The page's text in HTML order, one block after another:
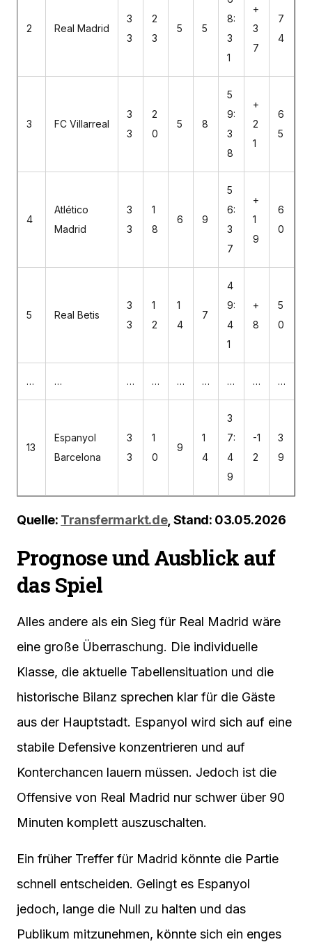
2 Real Madrid
3
3
2
3
5 5
8:
3
1
+
3
7
7
4
3 FC Villarreal
3
3
2
0
5 8
5
9:
3
8
+
2
1
6
5
4
Atlético
Madrid
3
3
1
8
6 9
5
6:
3
7
+
1
9
6
0
5 Real Betis
3
3
1
2
1
4
7
4
9:
4
1
+
8
5
0
… … … … … … … … …
13
Espanyol
Barcelona
3
3
1
0
9
1
4
3
7:
4
9
-1
2
3
9
Quelle: Transfermarkt.de, Stand: 03.05.2026
Prognose und Ausblick auf
das Spiel
Alles andere als ein Sieg für Real Madrid wäre
eine große Überraschung. Die individuelle
Klasse, die aktuelle Tabellensituation und die
historische Bilanz sprechen klar für die Gäste
aus der Hauptstadt. Espanyol wird sich auf eine
stabile Defensive konzentrieren und auf
Konterchancen lauern müssen. Jedoch ist die
Offensive von Real Madrid nur schwer über 90
Minuten komplett auszuschalten.
Ein früher Treffer für Madrid könnte die Partie
schnell entscheiden. Gelingt es Espanyol
jedoch, lange die Null zu halten und das
Publikum mitzunehmen, könnte sich ein enges